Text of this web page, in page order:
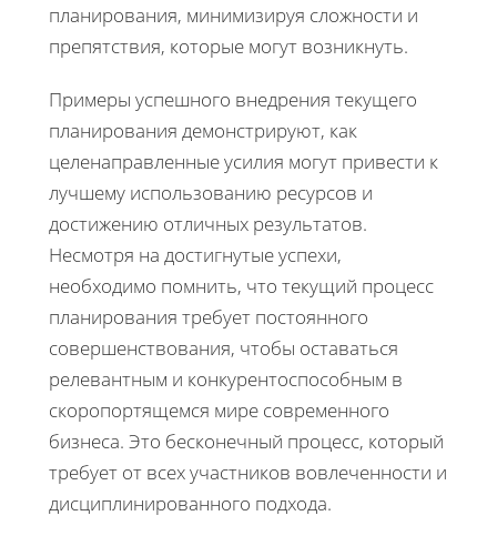
планирования, минимизируя сложности и
препятствия, которые могут возникнуть.
Примеры успешного внедрения текущего
планирования демонстрируют, как
целенаправленные усилия могут привести к
лучшему использованию ресурсов и
достижению отличных результатов.
Несмотря на достигнутые успехи,
необходимо помнить, что текущий процесс
планирования требует постоянного
совершенствования, чтобы оставаться
релевантным и конкурентоспособным в
скоропортящемся мире современного
бизнеса. Это бесконечный процесс, который
требует от всех участников вовлеченности и
дисциплинированного подхода.